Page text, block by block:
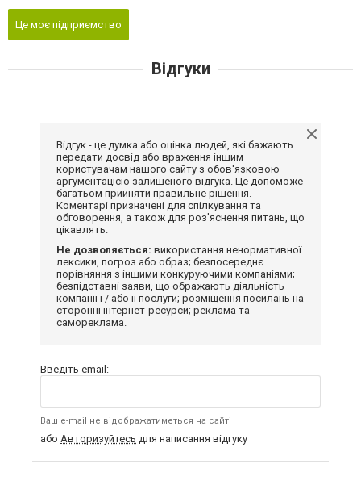
Це моє підприємство
Відгуки
Відгук - це думка або оцінка людей, які бажають
передати досвід або враження іншим
користувачам нашого сайту з обов'язковою
аргументацією залишеного відгука. Це допоможе
багатьом прийняти правильне рішення.
Коментарі призначені для спілкування та
обговорення, а також для роз'яснення питань, що
цікавлять.
Не дозволяється: використання ненормативної
лексики, погроз або образ; безпосереднє
порівняння з іншими конкуруючими компаніями;
безпідставні заяви, що ображають діяльність
компанії і / або її послуги; розміщення посилань на
сторонні інтернет-ресурси; реклама та
самореклама.
Введіть email:
Ваш e-mail не відображатиметься на сайті
або Авторизуйтесь для написання відгуку